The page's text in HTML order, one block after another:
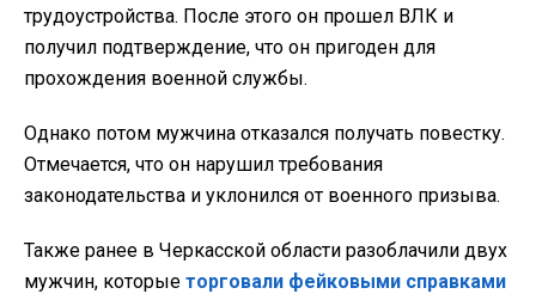
трудоустройства. После этого он прошел ВЛК и
получил подтверждение, что он пригоден для
прохождения военной службы.
Однако потом мужчина отказался получать повестку.
Отмечается, что он нарушил требования
законодательства и уклонился от военного призыва.
Также ранее в Черкасской области разоблачили двух
мужчин, которые торговали фейковыми справками